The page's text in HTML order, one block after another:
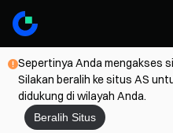
Sepertinya Anda mengakses
Silakan beralih ke situs AS
didukung di wilayah Anda.
Beralih Situs